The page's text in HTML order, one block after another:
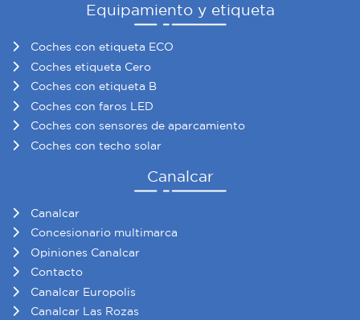
Equipamiento y etiqueta
Coches con etiqueta ECO
Coches etiqueta Cero
Coches con etiqueta B
Coches con faros LED
Coches con sensores de aparcamiento
Coches con techo solar
Canalcar
Canalcar
Concesionario multimarca
Opiniones Canalcar
Contacto
Canalcar Europolis
Canalcar Las Rozas